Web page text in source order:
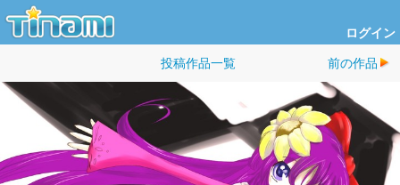
ログイン
投稿作品一覧 前の作品